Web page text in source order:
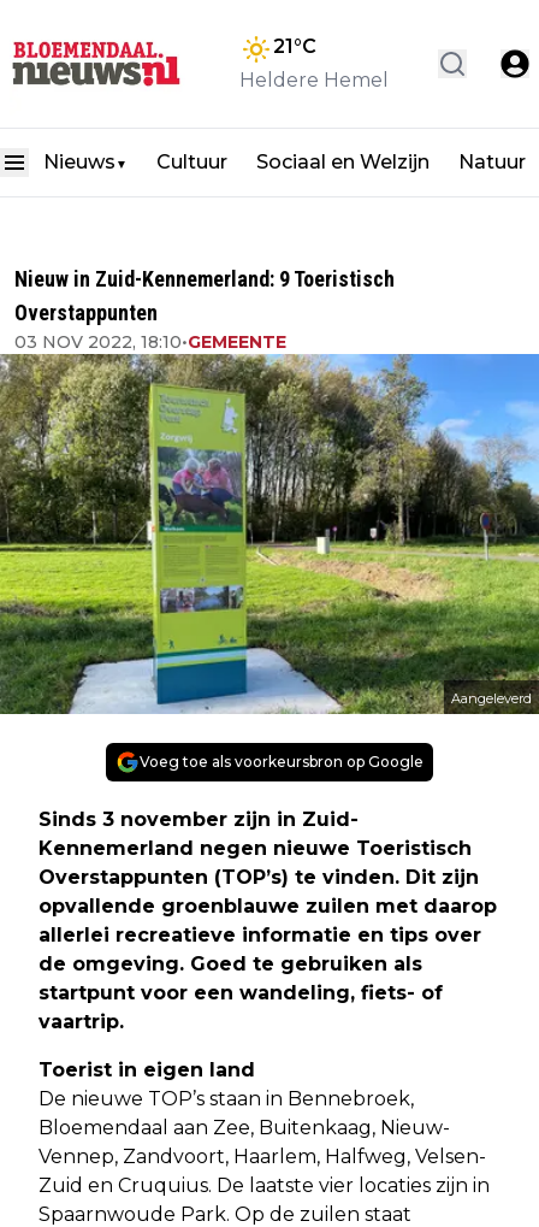
21°C
Heldere Hemel
Nieuws ▼ Cultuur Sociaal en Welzijn Natuur
Nieuw in Zuid-Kennemerland: 9 Toeristisch
Overstappunten
03 NOV 2022, 18:10•GEMEENTE
Aangeleverd
Voeg toe als voorkeursbron op Google
Sinds 3 november zijn in Zuid-
Kennemerland negen nieuwe Toeristisch
Overstappunten (TOP’s) te vinden. Dit zijn
opvallende groenblauwe zuilen met daarop
allerlei recreatieve informatie en tips over
de omgeving. Goed te gebruiken als
startpunt voor een wandeling, fiets- of
vaartrip.
Toerist in eigen land
De nieuwe TOP’s staan in Bennebroek,
Bloemendaal aan Zee, Buitenkaag, Nieuw-
Vennep, Zandvoort, Haarlem, Halfweg, Velsen-
Zuid en Cruquius. De laatste vier locaties zijn in
Spaarnwoude Park. Op de zuilen staat